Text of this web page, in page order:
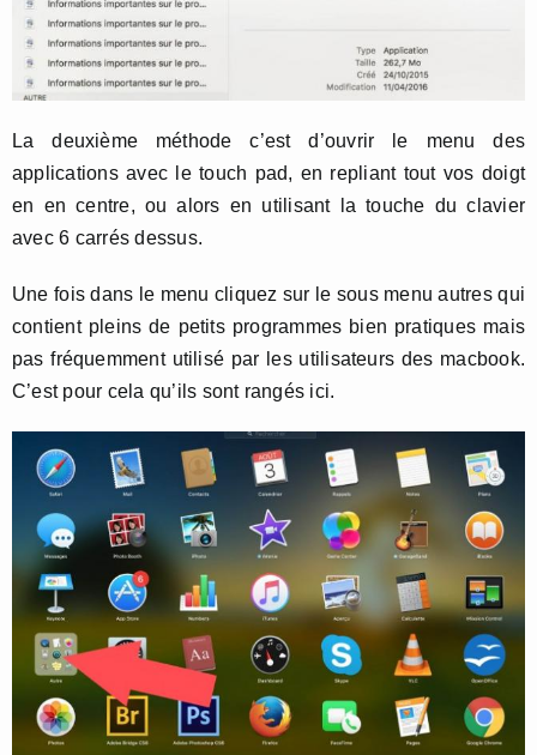
La deuxième méthode c’est d’ouvrir le menu des
applications avec le touch pad, en repliant tout vos doigt
en en centre, ou alors en utilisant la touche du clavier
avec 6 carrés dessus.
Une fois dans le menu cliquez sur le sous menu autres qui
contient pleins de petits programmes bien pratiques mais
pas fréquemment utilisé par les utilisateurs des macbook.
C’est pour cela qu’ils sont rangés ici.